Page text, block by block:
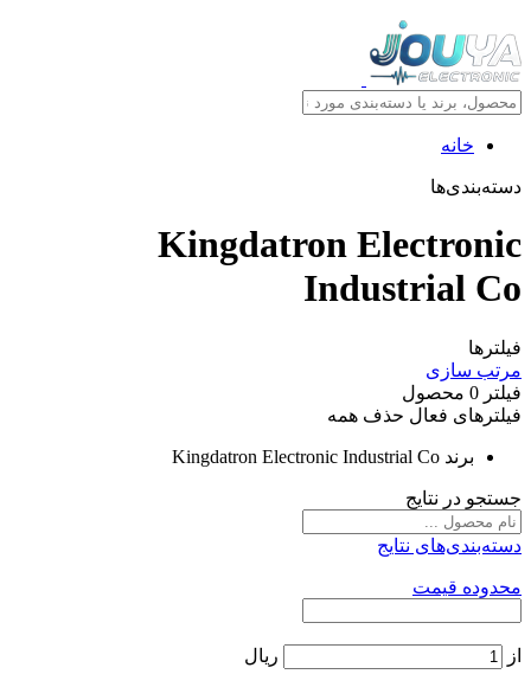
خانه
دسته‌بندی‌ها
Kingdatron Electronic
Industrial Co
فیلترها
مرتب سازی
فیلتر 0 محصول
فیلترهای فعال حذف همه
برند Kingdatron Electronic Industrial Co
جستجو در نتایج
دسته‌بندی‌های نتایج
محدوده قیمت
از ریال